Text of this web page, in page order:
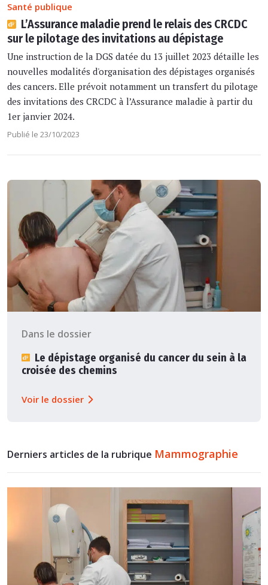
Santé publique
L’Assurance maladie prend le relais des CRCDC
sur le pilotage des invitations au dépistage
Une instruction de la DGS datée du 13 juillet 2023 détaille les
nouvelles modalités d'organisation des dépistages organisés
des cancers. Elle prévoit notamment un transfert du pilotage
des invitations des CRCDC à l’Assurance maladie à partir du
1er janvier 2024.
Publié le 23/10/2023
Dans le dossier
Le dépistage organisé du cancer du sein à la
croisée des chemins
Voir le dossier
Derniers articles de la rubrique Mammographie